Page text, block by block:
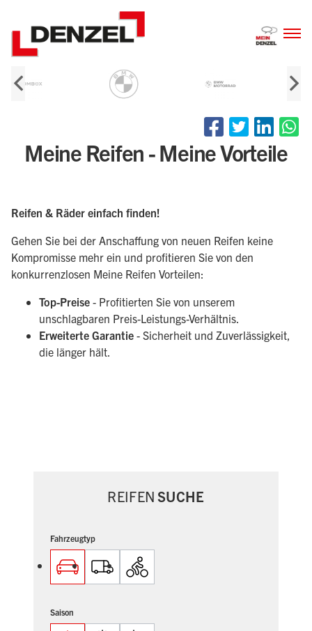
Inhalt
Meine Reifen - Meine Vorteile
Reifen & Räder einfach finden!
Gehen Sie bei der Anschaffung von neuen Reifen keine
Kompromisse mehr ein und profitieren Sie von den
konkurrenzlosen Meine Reifen Vorteilen:
Top-Preise - Profitierten Sie von unserem
unschlagbaren Preis-Leistungs-Verhältnis.
Erweiterte Garantie - Sicherheit und Zuverlässigkeit,
die länger hält.
REIFEN SUCHE
Fahrzeugtyp
Saison